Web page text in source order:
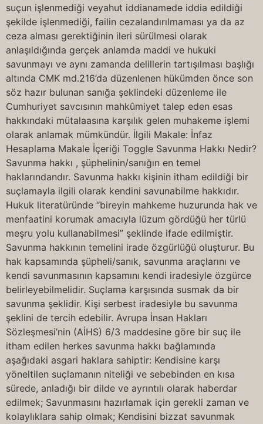
suçun işlenmediği veyahut iddianamede iddia edildiği
şekilde işlenmediği, failin cezalandırılmaması ya da az
ceza alması gerektiğinin ileri sürülmesi olarak
anlaşıldığında gerçek anlamda maddi ve hukuki
savunmayı ve aynı zamanda delillerin tartışılması başlığı
altında CMK md.216’da düzenlenen hükümden önce son
söz hazır bulunan sanığa şeklindeki düzenleme ile
Cumhuriyet savcısının mahkûmiyet talep eden esas
hakkındaki mütalaasına karşılık gelen muhakeme işlemi
olarak anlamak mümkündür. İlgili Makale: İnfaz
Hesaplama Makale İçeriği Toggle Savunma Hakkı Nedir?
Savunma hakkı , şüphelinin/sanığın en temel
haklarındandır. Savunma hakkı kişinin itham edildiği bir
suçlamayla ilgili olarak kendini savunabilme hakkıdır.
Hukuk literatüründe “bireyin mahkeme huzurunda hak ve
menfaatini korumak amacıyla lüzum gördüğü her türlü
meşru yolu kullanabilmesi” şeklinde ifade edilmiştir.
Savunma hakkının temelini irade özgürlüğü oluşturur. Bu
hak kapsamında şüpheli/sanık, savunma araçlarını ve
kendi savunmasının kapsamını kendi iradesiyle özgürce
belirleyebilmelidir. Suçlama karşısında susmak da bir
savunma şeklidir. Kişi serbest iradesiyle bu savunma
şeklini de tercih edebilir. Avrupa İnsan Hakları
Sözleşmesi’nin (AİHS) 6/3 maddesine göre bir suç ile
itham edilen herkes savunma hakkı bağlamında
aşağıdaki asgari haklara sahiptir: Kendisine karşı
yöneltilen suçlamanın niteliği ve sebebinden en kısa
sürede, anladığı bir dilde ve ayrıntılı olarak haberdar
edilmek; Savunmasını hazırlamak için gerekli zaman ve
kolaylıklara sahip olmak; Kendisini bizzat savunmak